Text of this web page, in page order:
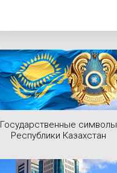
Государственные символы
Республики Казахстан